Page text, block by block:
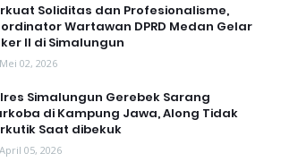
Soliditas dan Profesionalisme,
Wartawan DPRD Medan Gelar
II di Simalungun
Mei 02, 2026
Simalungun Gerebek Sarang
di Kampung Jawa, Along Tidak
Saat dibekuk
April 05, 2026